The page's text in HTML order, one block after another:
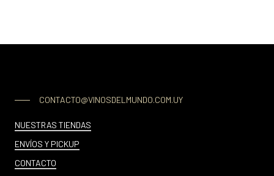
CONTACTO@VINOSDELMUNDO.COM.UY
NUESTRAS TIENDAS
ENVÍOS Y PICKUP
CONTACTO